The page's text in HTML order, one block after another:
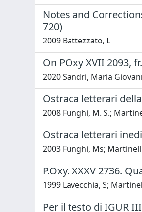
Notes and
720)
2009 Battezzato, L
On POxy XVII 2093,
2020 Sandri, Maria
Ostraca letterari
2008 Funghi, M. S.;
Ostraca letterari
2003 Funghi, Ms;
P.Oxy. XXXV 2736.
1999 Lavecchia, S;
Per il testo di IGUR